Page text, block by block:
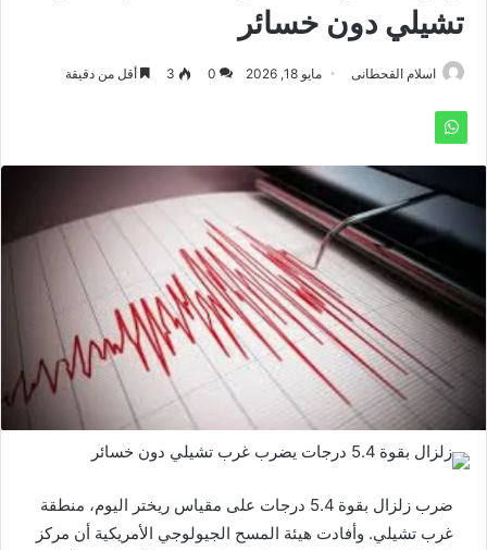
تشيلي دون خسائر
اسلام القحطانى مايو 18, 2026 0
3 أقل من دقيقة
ضرب زلزال بقوة 5.4 درجات على مقياس ريختر اليوم، منطقة
غرب تشيلي. وأفادت هيئة المسح الجيولوجي الأمريكية أن مركز